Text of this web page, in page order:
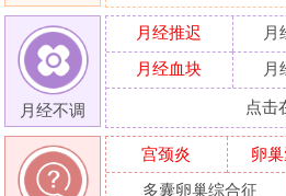
月经不调
月经推迟 月
月经血块
月
点击
宫颈炎 卵
多囊卵巢综合征